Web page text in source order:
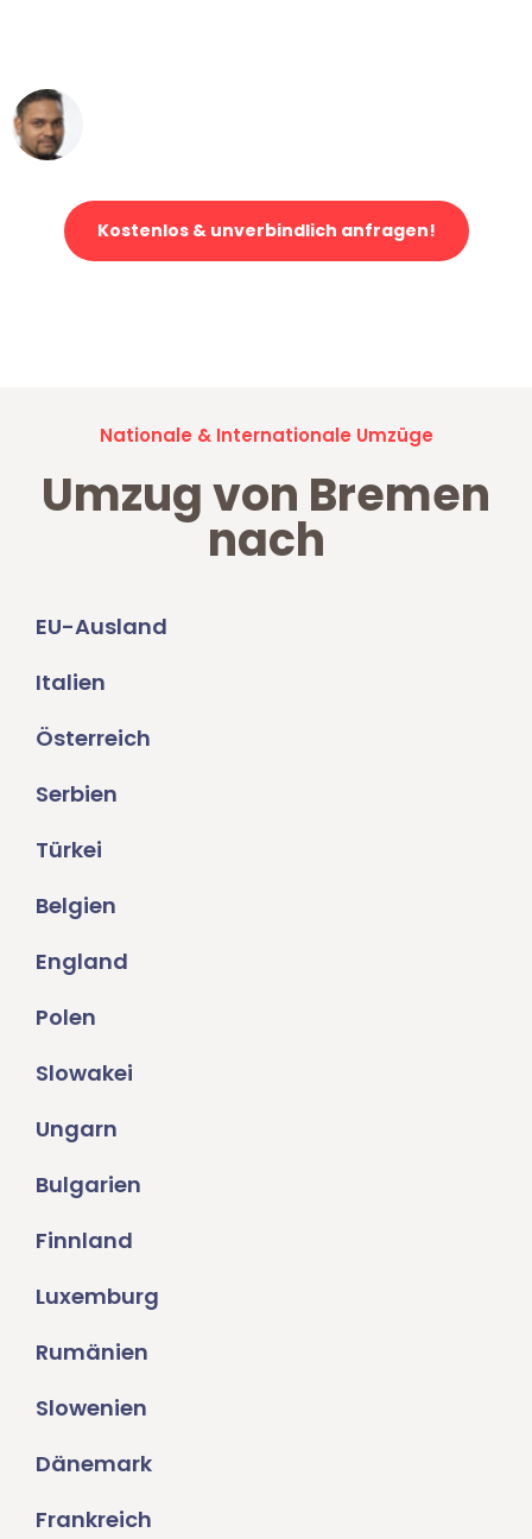
Kostenlos & unverbindlich anfragen!
Nationale & Internationale Umzüge
Umzug von Bremen
nach
EU-Ausland
Italien
Österreich
Serbien
Türkei
Belgien
England
Polen
Slowakei
Ungarn
Bulgarien
Finnland
Luxemburg
Rumänien
Slowenien
Dänemark
Frankreich